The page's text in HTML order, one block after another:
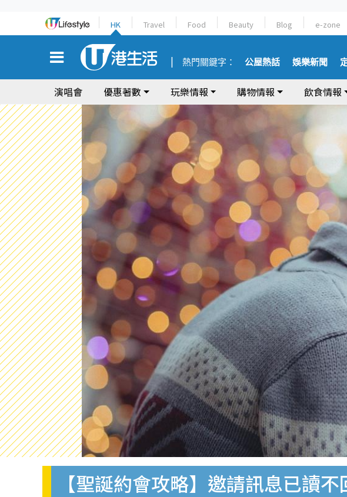
HK Travel Food Beauty Blog e-zone
熱門關鍵字： 公屋熱話 娛樂新聞
演唱會 優惠著數 玩樂情報 購物情報 飲食情報
【聖誕約會攻略】邀請訊息已讀